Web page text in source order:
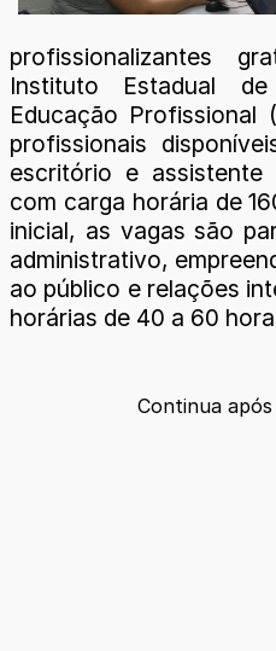
profissionalizantes
Instituto Estadual
Educação Profissional
profissionais
escritório e assistente
com carga horária de
inicial, as vagas são
administrativo,
ao público e relações
horárias de 40 a 60
Continua